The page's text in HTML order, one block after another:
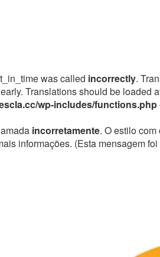
was called incorrectly.
Translations should be loaded
wp-includes/functions.php
incorretamente. O estilo
informações. (Esta mensagem